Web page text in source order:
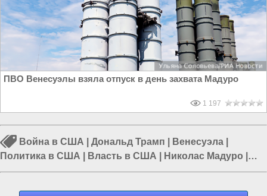
ПВО Венесуэлы взяла отпуск в день захвата Мадуро
1 197
Война в США Дональд Трамп Венесуэла
Политика в США
Власть в США Николас Мадуро
Трамп в США